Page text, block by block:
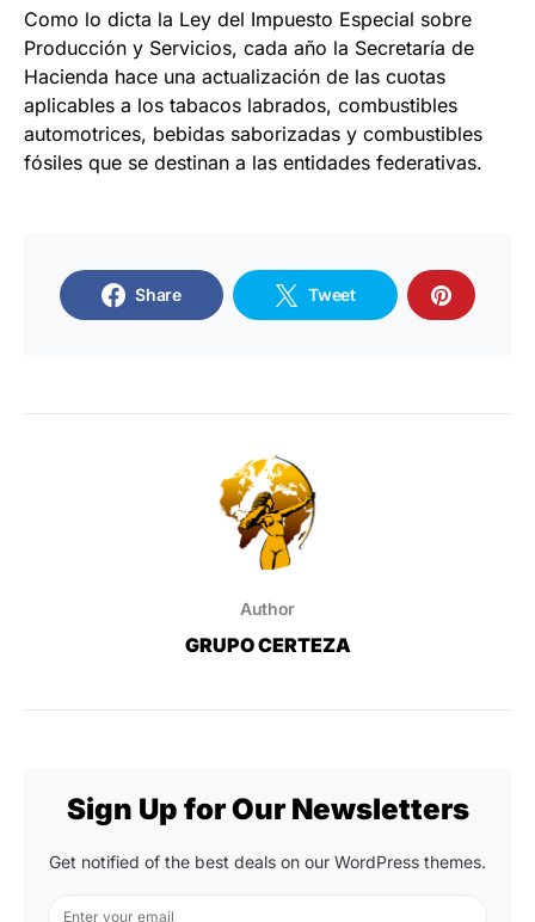
Como lo dicta la Ley del Impuesto Especial sobre
Producción y Servicios, cada año la Secretaría de
Hacienda hace una actualización de las cuotas
aplicables a los tabacos labrados, combustibles
automotrices, bebidas saborizadas y combustibles
fósiles que se destinan a las entidades federativas.
Share Tweet
Author
GRUPO CERTEZA
Sign Up for Our Newsletters
Get notified of the best deals on our WordPress themes.